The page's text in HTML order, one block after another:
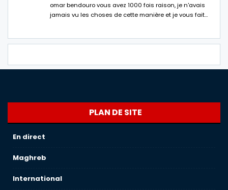
omar bendouro vous avez 1000 fois raison, je n'avais
jamais vu les choses de cette manière et je vous fait…
PLAN DE SITE
En direct
Maghreb
International